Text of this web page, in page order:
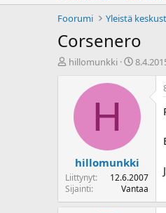
Foorumi
Yleistä
Corsenero
K
u
n
a
hillomunkki
A
i
u
s
ä
i
v
ä
H
hillomunkki
Liittynyt
12.6.2007
Sijainti
Vantaa